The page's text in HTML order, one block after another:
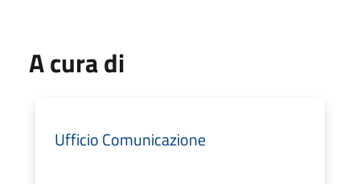
A cura di
Ufficio Comunicazione